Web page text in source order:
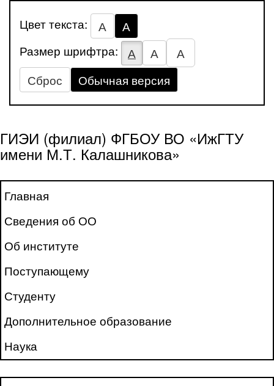
Цвет текста: А
А
Размер шрифтра:
А А
А
Сброс
Обычная версия
ГИЭИ (филиал) ФГБОУ ВО «ИжГТУ
имени М.Т. Калашникова»
Главная
Сведения об ОО
Об институте
Поступающему
Студенту
Дополнительное образование
Наука